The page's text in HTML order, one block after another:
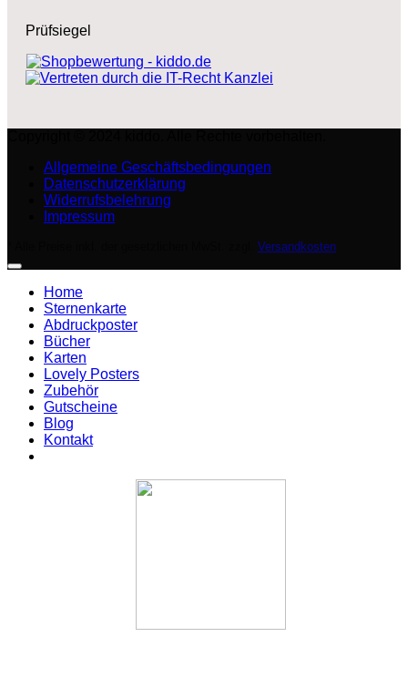
Prüfsiegel
Allgemeine Geschäftsbedingungen
Datenschutzerklärung
Widerrufsbelehrung
Impressum
Versandkosten
Home
Sternenkarte
Abdruckposter
Bücher
Karten
Lovely Posters
Zubehör
Gutscheine
Blog
Kontakt